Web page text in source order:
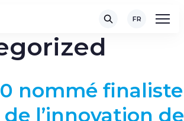
FR
:
nommé finaliste
l’innovation de